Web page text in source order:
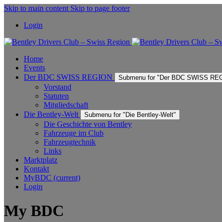
Skip to main content Skip to page footer
Login
Home
Events
Der BDC SWISS REGION
Submenu for "Der BDC SWISS
Vorstand
Statuten
Mitgliedschaft
Die Bentley-Welt
Submenu for "Die Bentley-Welt"
Die Geschichte von Bentley
Fahrzeuge im Club
Fahrzeugtechnik
Links
Marktplatz
Kontakt
MyBDC (current)
Login
My BDC